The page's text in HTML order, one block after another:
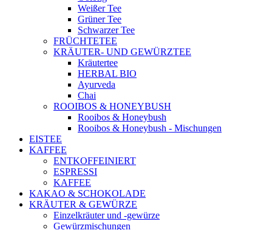
Weißer Tee
Grüner Tee
Schwarzer Tee
FRÜCHTETEE
KRÄUTER- UND GEWÜRZTEE
Kräutertee
HERBAL BIO
Ayurveda
Chai
ROOIBOS & HONEYBUSH
Rooibos & Honeybush
Rooibos & Honeybush - Mischungen
EISTEE
KAFFEE
ENTKOFFEINIERT
ESPRESSI
KAFFEE
KAKAO & SCHOKOLADE
KRÄUTER & GEWÜRZE
Einzelkräuter und -gewürze
Gewürzmischungen